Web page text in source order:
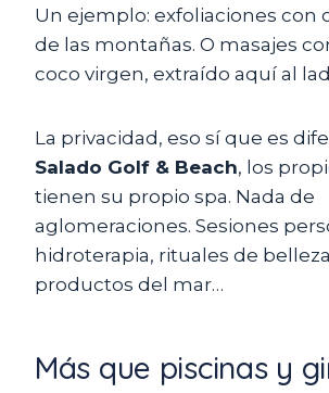
Un ejemplo: exfoliaciones con
de las montañas. O masajes
coco virgen, extraído aquí al
La privacidad, eso sí que es
Salado Golf & Beach, los
tienen su propio spa. Nada de
aglomeraciones. Sesiones
hidroterapia, rituales de
productos del mar…
Más que piscinas y